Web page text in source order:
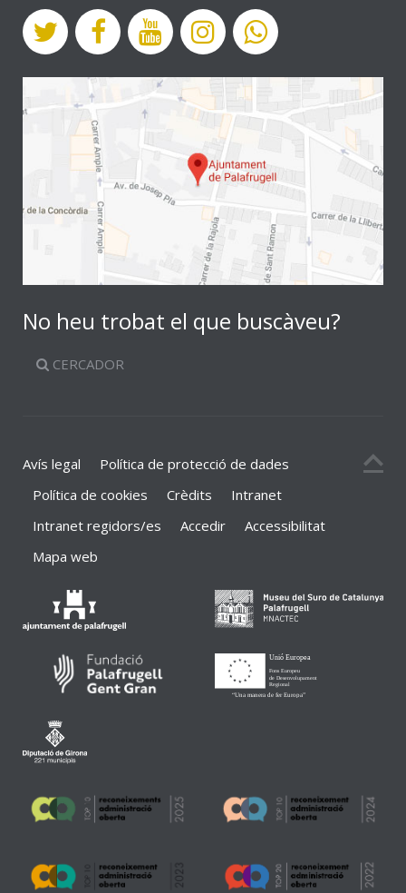
No heu trobat el que buscàveu?
CERCADOR
Avís legal
Política de protecció de dades
Política de cookies
Crèdits
Intranet
Intranet regidors/es
Accedir
Accessibilitat
Mapa web